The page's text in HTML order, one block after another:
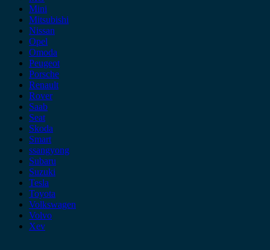
Mini
Mitsubishi
Nissan
Opel
Omoda
Peugeot
Porsche
Renault
Rover
Saab
Seat
Skoda
Smart
ssangyong
Subaru
Suzuki
Tesla
Toyota
Volkswagen
Volvo
Xev